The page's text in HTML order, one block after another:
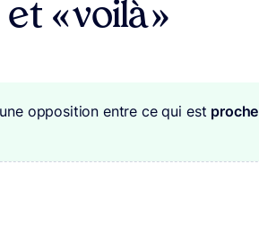
« voilà »
opposition entre ce qui est proche